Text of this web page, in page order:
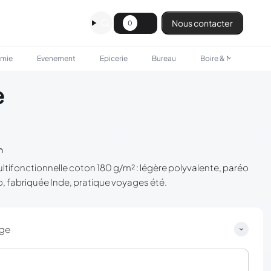
0 Nous contacter
Evenement Epicerie Bureau Boire & Manger
coton 180 g/m² : légère polyvalente, paréo
fabriquée Inde, pratique voyages été.